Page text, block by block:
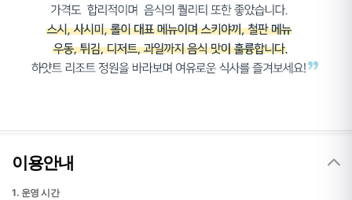
이용안내
1. 운영 시간